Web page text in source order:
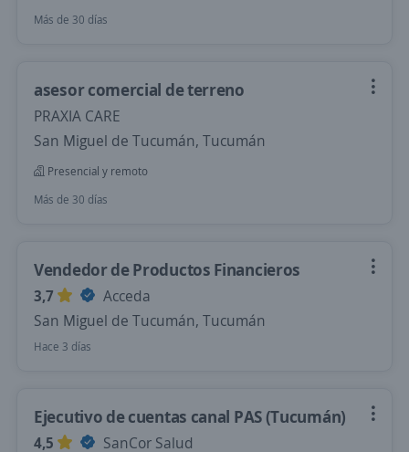
Más de 30 días
asesor comercial de terreno
PRAXIA CARE
San Miguel de Tucumán, Tucumán
Presencial y remoto
Más de 30 días
Vendedor de Productos Financieros
3,7
Acceda
San Miguel de Tucumán, Tucumán
Hace 3 días
Ejecutivo de cuentas canal PAS (Tucumán)
4,5 SanCor Salud